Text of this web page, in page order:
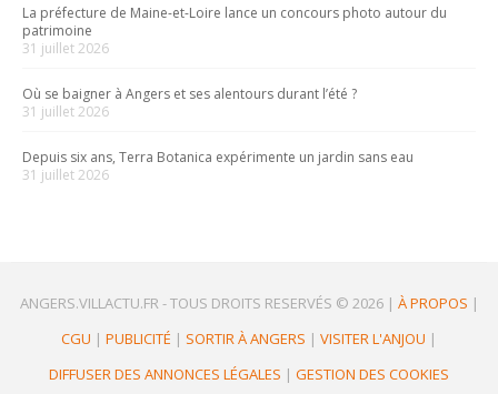
La préfecture de Maine-et-Loire lance un concours photo autour du
patrimoine
31 juillet 2026
Où se baigner à Angers et ses alentours durant l’été ?
31 juillet 2026
Depuis six ans, Terra Botanica expérimente un jardin sans eau
31 juillet 2026
ANGERS.VILLACTU.FR -TOUS DROITS RESERVÉS © 2026| À PROPOS |
CGU | PUBLICITÉ | SORTIR À ANGERS | VISITER L'ANJOU |
DIFFUSER DES ANNONCES LÉGALES | GESTION DES COOKIES